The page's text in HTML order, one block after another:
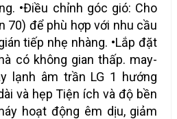
•Điều chỉnh góc gió: Cho
70) để phù hợp với nhu cầu
tiếp nhẹ nhàng. •Lắp đặt
có không gian thấp. may-
lạnh âm trần LG 1 hướng
và hẹp Tiện ích và độ bền
hoạt động êm dịu, giảm